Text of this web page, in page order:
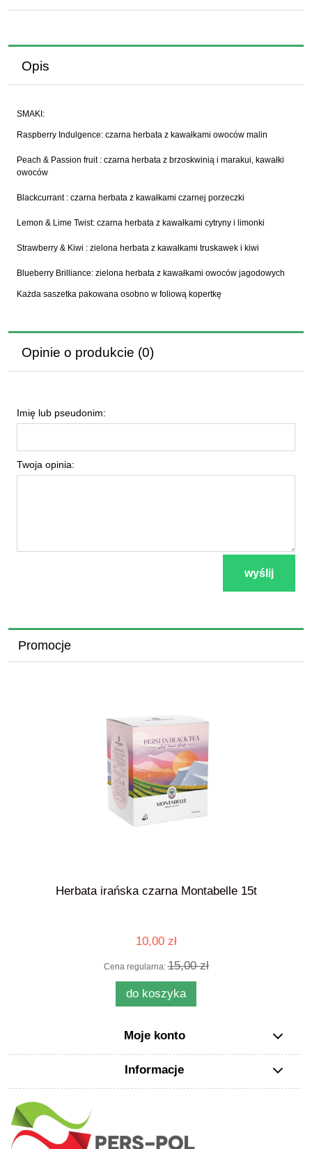
Opis
SMAKI:
Raspberry Indulgence: czarna herbata z kawałkami owoców malin
Peach & Passion fruit : czarna herbata z brzoskwinią i marakui, kawałki
owoców
Blackcurrant : czarna herbata z kawałkami czarnej porzeczki
Lemon & Lime Twist: czarna herbata z kawałkami cytryny i limonki
Strawberry & Kiwi : zielona herbata z kawałkami truskawek i kiwi
Blueberry Brilliance: zielona herbata z kawałkami owoców jagodowych
Każda saszetka pakowana osobno w foliową kopertkę
Opinie o produkcie (0)
Imię lub pseudonim:
Twoja opinia:
wyślij
Promocje
Herbata irańska czarna Montabelle 15t
10,00 zł
Cena regularna:15,00 zł
do koszyka
Moje konto
Informacje